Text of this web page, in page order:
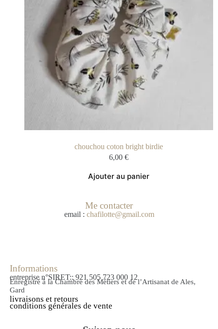
chouchou coton bright birdie
6,00 €
Ajouter au panier
Me contacter
email : chafilotte@gmail.com
Informations
entreprise n°SIRET:: 921 505 723 000 12
Enregistré à la Chambre des Métiers et de l’Artisanat de Ales,
Gard
livraisons et retours
conditions générales de vente